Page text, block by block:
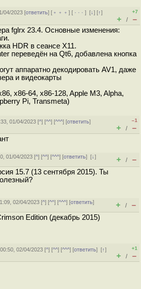
04/2023 [ответить] [ ﹢﹢﹢] [ · · ·][↓] [↑]
+7
+ / –
fglrx 23.4. Основные изменения:
HDR в сеансе X11.
переведён на Qt6, добавлена кнопка
аппаратно декодировать AV1, даже
и видеокарты
x86-64, x86-128, Apple M3, Alpha,
Pi, Transmeta)
01/04/2023 [^] [^^] [^^^] [ответить]
–1
+ / –
01/04/2023 [^] [^^] [^^^] [ответить][↓]
+ / –
15.7 (13 сентября 2015). Ты
02/04/2023 [^] [^^] [^^^] [ответить]
+ / –
Edition (декабрь 2015)
02/04/2023 [^] [^^] [^^^] [ответить][↑]
+1
+ / –